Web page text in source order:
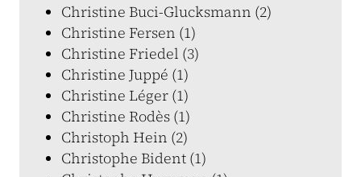
Christine Buci-Glucksmann (2)
Christine Fersen (1)
Christine Friedel (3)
Christine Juppé (1)
Christine Léger (1)
Christine Rodès (1)
Christoph Hein (2)
Christophe Bident (1)